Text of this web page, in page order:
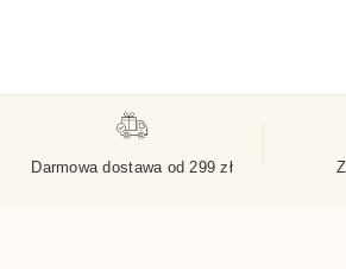
Darmowa dostawa od 299 zł